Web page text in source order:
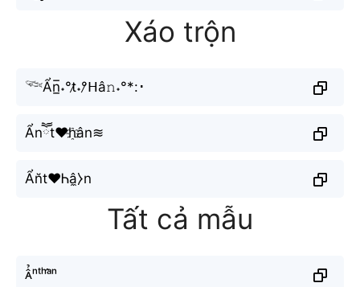
Xáo trộn
𓆝Ẩn̲̅˖°t̷˖°̷ᕼâ𝚗˖°*:･
Ẩnཽt♥h҈ân≋
Ẩn̆t♥Ꮒâ̼⧽n
Tất cả mẫu
ᴀ̂̉ⁿᵗʰᵃ̂ⁿ